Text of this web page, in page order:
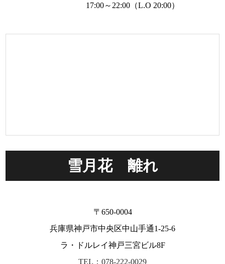
17:00～22:00（L.O 20:00）
雪月花 離れ
〒650-0004
兵庫県神戸市中央区中山手通1-25-6
ラ・ドルレイ神戸三宮ビル8F
TEL：078-222-0029